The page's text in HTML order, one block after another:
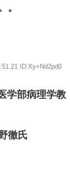
。
ID:Xy+Nd2pd0
学部病理学教
徹氏